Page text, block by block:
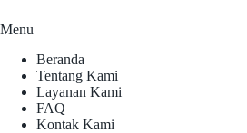
Menu
Beranda
Tentang Kami
Layanan Kami
FAQ
Kontak Kami